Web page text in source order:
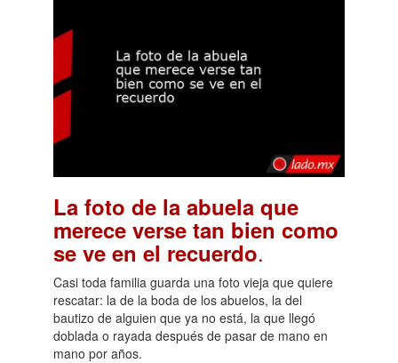
La foto de la abuela que
merece verse tan bien como
se ve en el recuerdo.
Casi toda familia guarda una foto vieja que quiere
rescatar: la de la boda de los abuelos, la del
bautizo de alguien que ya no está, la que llegó
doblada o rayada después de pasar de mano en
mano por años.